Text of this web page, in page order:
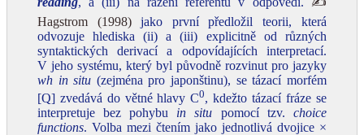
Hagstrom (1998)jako první předložil teorii, která
odvozuje hlediska (ii) a (iii) explicitně od různých
syntaktických derivací a odpovídajících interpretací.
V jeho systému, který byl původně rozvinut pro jazyky
wh in situ (zejména pro japonštinu), se tázací morfém
[Q] zvedává do větné hlavy C0, kdežto tázací fráze se
interpretuje bez pohybu in situ pomocí tzv. choice
functions. Volba mezi čtením jako jednotlivá dvojice ×